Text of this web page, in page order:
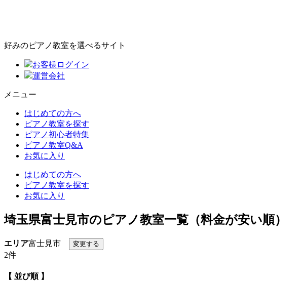
好みのピアノ教室を選べるサイト
お客様ログイン
運営会社
メニュー
はじめての方へ
ピアノ教室を探す
ピアノ初心者特集
ピアノ教室Q&A
お気に入り
はじめての方へ
ピアノ教室を探す
お気に入り
埼玉県富士見市のピアノ教室一覧（料金が安い順）
エリア富士見市
2件
【 並び順 】